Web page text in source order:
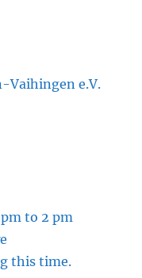
Vaihingen e.V.
to 2 pm
this time.